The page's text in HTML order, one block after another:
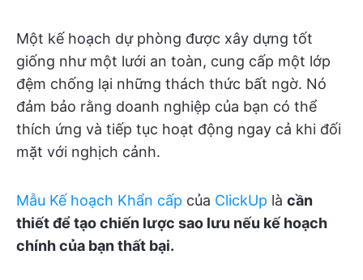
Một kế hoạch dự phòng được xây dựng tốt
giống như một lưới an toàn, cung cấp một lớp
đệm chống lại những thách thức bất ngờ. Nó
đảm bảo rằng doanh nghiệp của bạn có thể
thích ứng và tiếp tục hoạt động ngay cả khi đối
mặt với nghịch cảnh.
Mẫu Kế hoạch Khẩn cấp của ClickUp là cần
thiết để tạo chiến lược sao lưu nếu kế hoạch
chính của bạn thất bại.